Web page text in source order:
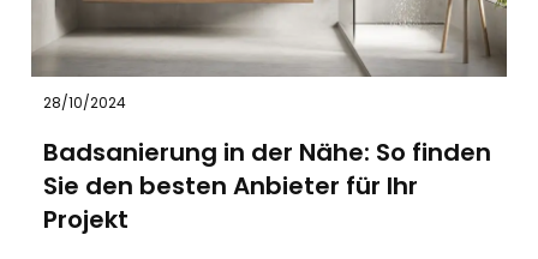
28/10/2024
Badsanierung in der Nähe: So finden
Sie den besten Anbieter für Ihr
Projekt